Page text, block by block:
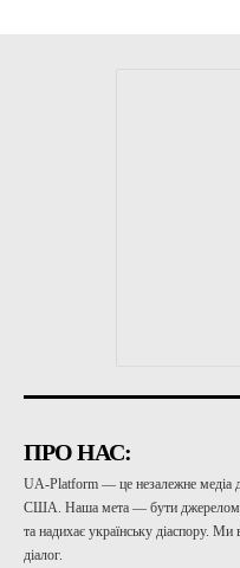
ПРО НАС:
UA-Platform — це незалежне медіа
США. Наша мета — бути джерелом
та надихає українську діаспору. Ми
діалог.